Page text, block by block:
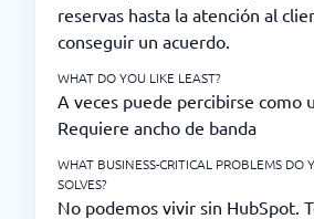
reservas hasta la atención al
conseguir un acuerdo.
WHAT DO YOU LIKE LEAST?
A veces puede percibirse como
Requiere ancho de banda
WHAT BUSINESS-CRITICAL PROBLEMS DO
SOLVES?
No podemos vivir sin HubSpot.